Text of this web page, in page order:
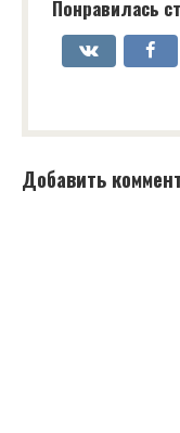
Понравилась
Добавить